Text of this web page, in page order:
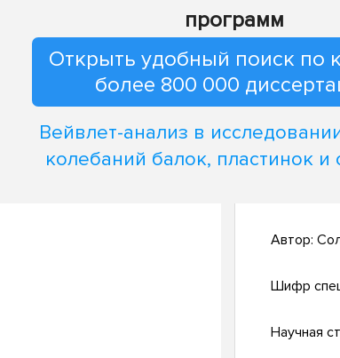
программ
Открыть удобный поиск по
более 800 000
Вейвлет-анализ в
колебаний балок, пластинок и
Автор:
Шифр
Научная